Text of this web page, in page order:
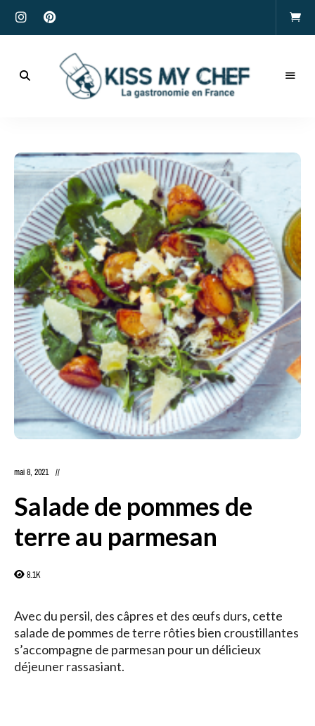
My
Chef
mai 8, 2021
Salade de pommes de
terre au parmesan
8.1K
Avec du persil, des câpres et des œufs durs, cette
salade de pommes de terre rôties bien croustillantes
s’accompagne de parmesan pour un délicieux
déjeuner rassasiant.